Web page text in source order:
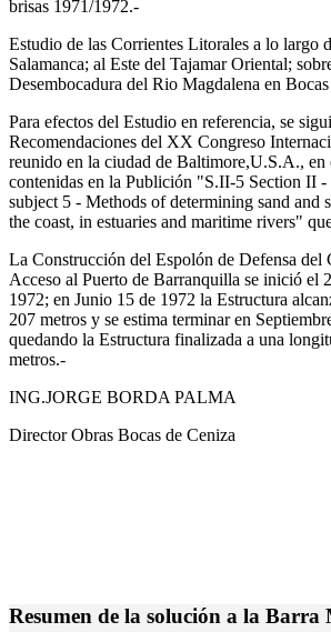
brisas 1971/1972.-
Estudio de las Corrientes Litorales a lo largo
Salamanca; al Este del Tajamar Oriental;
Desembocadura del Rio Magdalena en
Para efectos del Estudio en referencia, se
Recomendaciones del XX Congreso
reunido en la ciudad de Baltimore,U.S.A., en
contenidas en la Publición "S.II-5 Section II
subject 5 - Methods of determining sand and
the coast, in estuaries and maritime rivers"
La Construcción del Espolón de Defensa del
Acceso al Puerto de Barranquilla se inició el
1972; en Junio 15 de 1972 la Estructura
207 metros y se estima terminar en
quedando la Estructura finalizada a una
metros.-
ING.JORGE BORDA PALMA
Director Obras Bocas de Ceniza
Resumen de la solución a la Barra